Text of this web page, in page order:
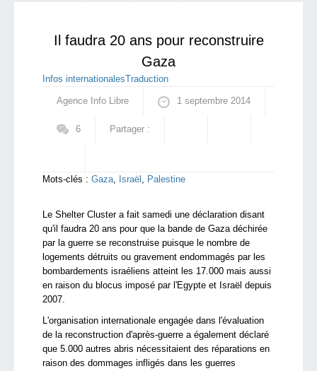
Il faudra 20 ans pour reconstruire
Gaza
Infos internationalesTraduction
Agence Info Libre 1 septembre 2014
6 Partager :
Mots-clés : Gaza, Israël , Palestine
Le Shelter Cluster a fait samedi une déclaration disant
qu'il faudra 20 ans pour que la bande de Gaza déchirée
par la guerre se reconstruise puisque le nombre de
logements détruits ou gravement endommagés par les
bombardements israéliens atteint les 17.000 mais aussi
en raison du blocus imposé par l'Egypte et Israël depuis
2007.
L'organisation internationale engagée dans l'évaluation
de la reconstruction d'après-guerre a également déclaré
que 5.000 autres abris nécessitaient des réparations en
raison des dommages infligés dans les guerres